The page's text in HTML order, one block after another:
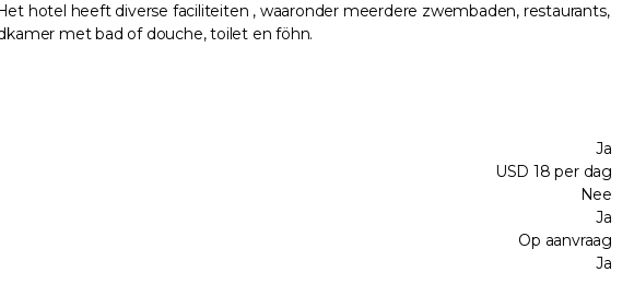
hotel heeft diverse faciliteiten , waaronder meerdere zwembaden, restaurants,
met bad of douche, toilet en föhn.
Ja
USD 18 per dag
Nee
Ja
Op aanvraag
Ja